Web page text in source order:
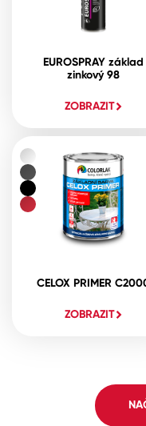
EUROSPRAY základ
zinkový 98
ZOBRAZIT
CELOX PRIMER
ZOBRAZIT